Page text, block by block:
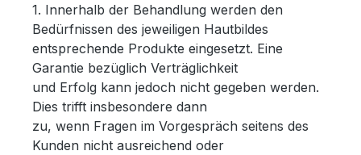
1. Innerhalb der Behandlung werden den
Bedürfnissen des jeweiligen Hautbildes
entsprechende Produkte eingesetzt. Eine
Garantie bezüglich Verträglichkeit
und Erfolg kann jedoch nicht gegeben werden.
Dies trifft insbesondere dann
zu, wenn Fragen im Vorgespräch seitens des
Kunden nicht ausreichend oder